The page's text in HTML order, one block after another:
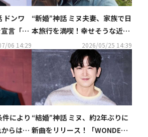
ドンワ
言「自
」06 14:29
“新婚”神話 ミヌ夫妻、家族で日
本旅行を満喫！幸せそうな近況
2026/05/25 14:39
により
らは事
“結婚”神話 ミヌ、約2年ぶりに
新曲をリリース！「WONDER